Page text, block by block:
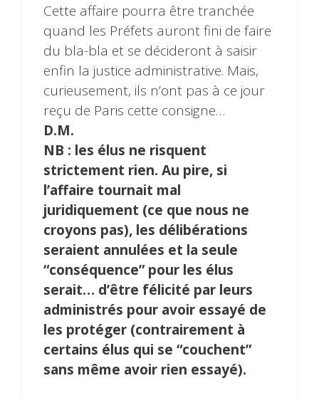
Cette affaire pourra être tranchée
quand les Préfets auront fini de faire
du bla-bla et se décideront à saisir
enfin la justice administrative. Mais,
curieusement, ils n’ont pas à ce jour
reçu de Paris cette consigne…
D.M.
NB : les élus ne risquent
strictement rien. Au pire, si
l’affaire tournait mal
juridiquement (ce que nous ne
croyons pas), les délibérations
seraient annulées et la seule
“conséquence” pour les élus
serait… d’être félicité par leurs
administrés pour avoir essayé de
les protéger (contrairement à
certains élus qui se “couchent”
sans même avoir rien essayé).